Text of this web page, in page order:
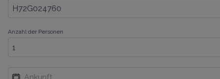
Anzahl der Personen